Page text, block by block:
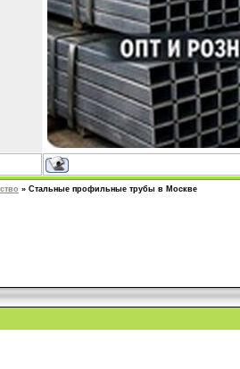
» Стальные профильные трубы в Москве